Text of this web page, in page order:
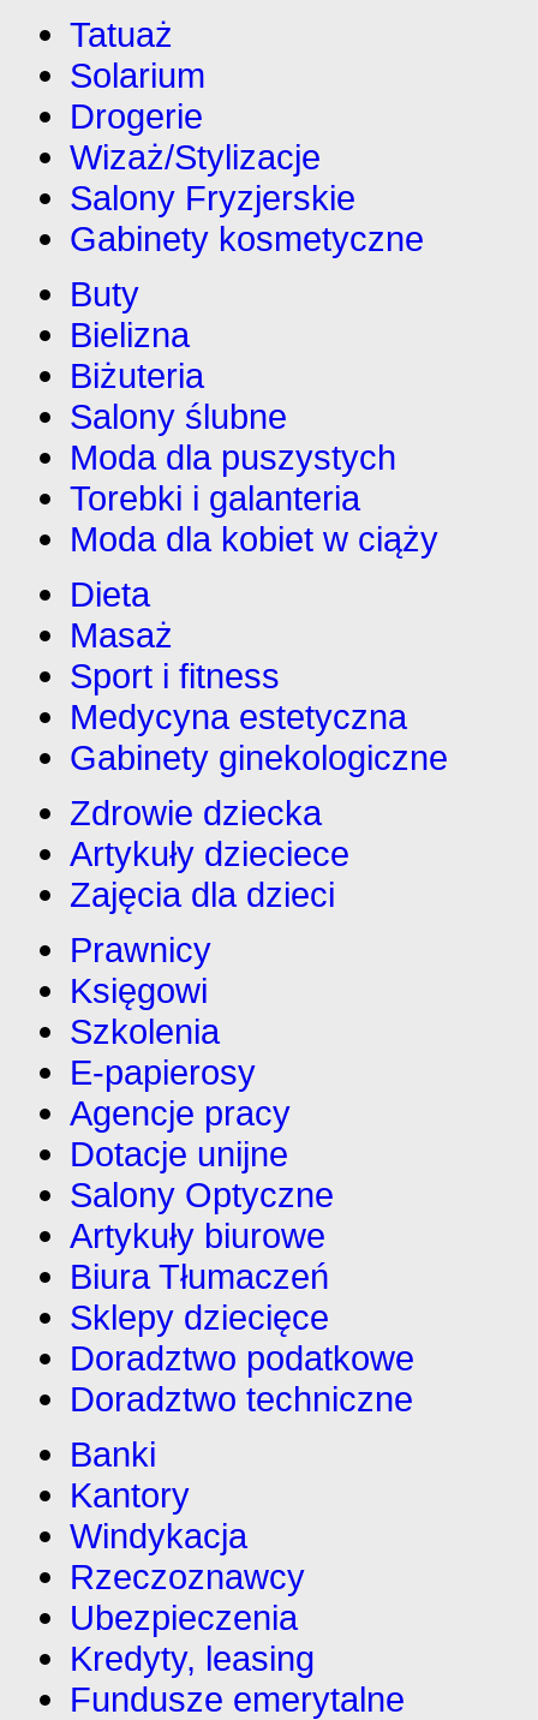
Tatuaż
Solarium
Drogerie
Wizaż/Stylizacje
Salony Fryzjerskie
Gabinety kosmetyczne
Buty
Bielizna
Biżuteria
Salony ślubne
Moda dla puszystych
Torebki i galanteria
Moda dla kobiet w ciąży
Dieta
Masaż
Sport i fitness
Medycyna estetyczna
Gabinety ginekologiczne
Zdrowie dziecka
Artykuły dzieciece
Zajęcia dla dzieci
Prawnicy
Księgowi
Szkolenia
E-papierosy
Agencje pracy
Dotacje unijne
Salony Optyczne
Artykuły biurowe
Biura Tłumaczeń
Sklepy dziecięce
Doradztwo podatkowe
Doradztwo techniczne
Banki
Kantory
Windykacja
Rzeczoznawcy
Ubezpieczenia
Kredyty, leasing
Fundusze emerytalne